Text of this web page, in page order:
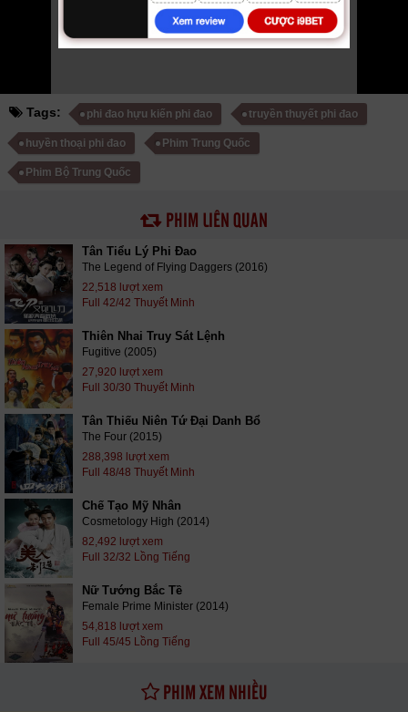
nhật phụ đề Vietsub nhanh nhất, xem online nhanh nhất. Tải link fshare
drive và download phim Phi Đao Hựu Kiến Phi Đao - Truyền Thuyết Phi
Đao vtv HTV SCTV GOTV FullHD mới nhất. Mời các bạn đón xem bộ
Tags: phi đao hựu kiến phi đao truyền thuyết phi đao
huyền thoại phi đao Phim Trung Quốc
Phim Bộ Trung Quốc
PHIM LIÊN QUAN
Tân Tiểu Lý Phi Đao
The Legend of Flying Daggers (2016)
22,518 lượt xem
Full 42/42 Thuyết Minh
Thiên Nhai Truy Sát Lệnh
Fugitive (2005)
27,920 lượt xem
Full 30/30 Thuyết Minh
Tân Thiếu Niên Tứ Đại Danh Bổ
The Four (2015)
288,398 lượt xem
Full 48/48 Thuyết Minh
Chế Tạo Mỹ Nhân
Cosmetology High (2014)
82,492 lượt xem
Full 32/32 Lồng Tiếng
Nữ Tướng Bắc Tề
Female Prime Minister (2014)
54,818 lượt xem
Full 45/45 Lồng Tiếng
PHIM XEM NHIỀU